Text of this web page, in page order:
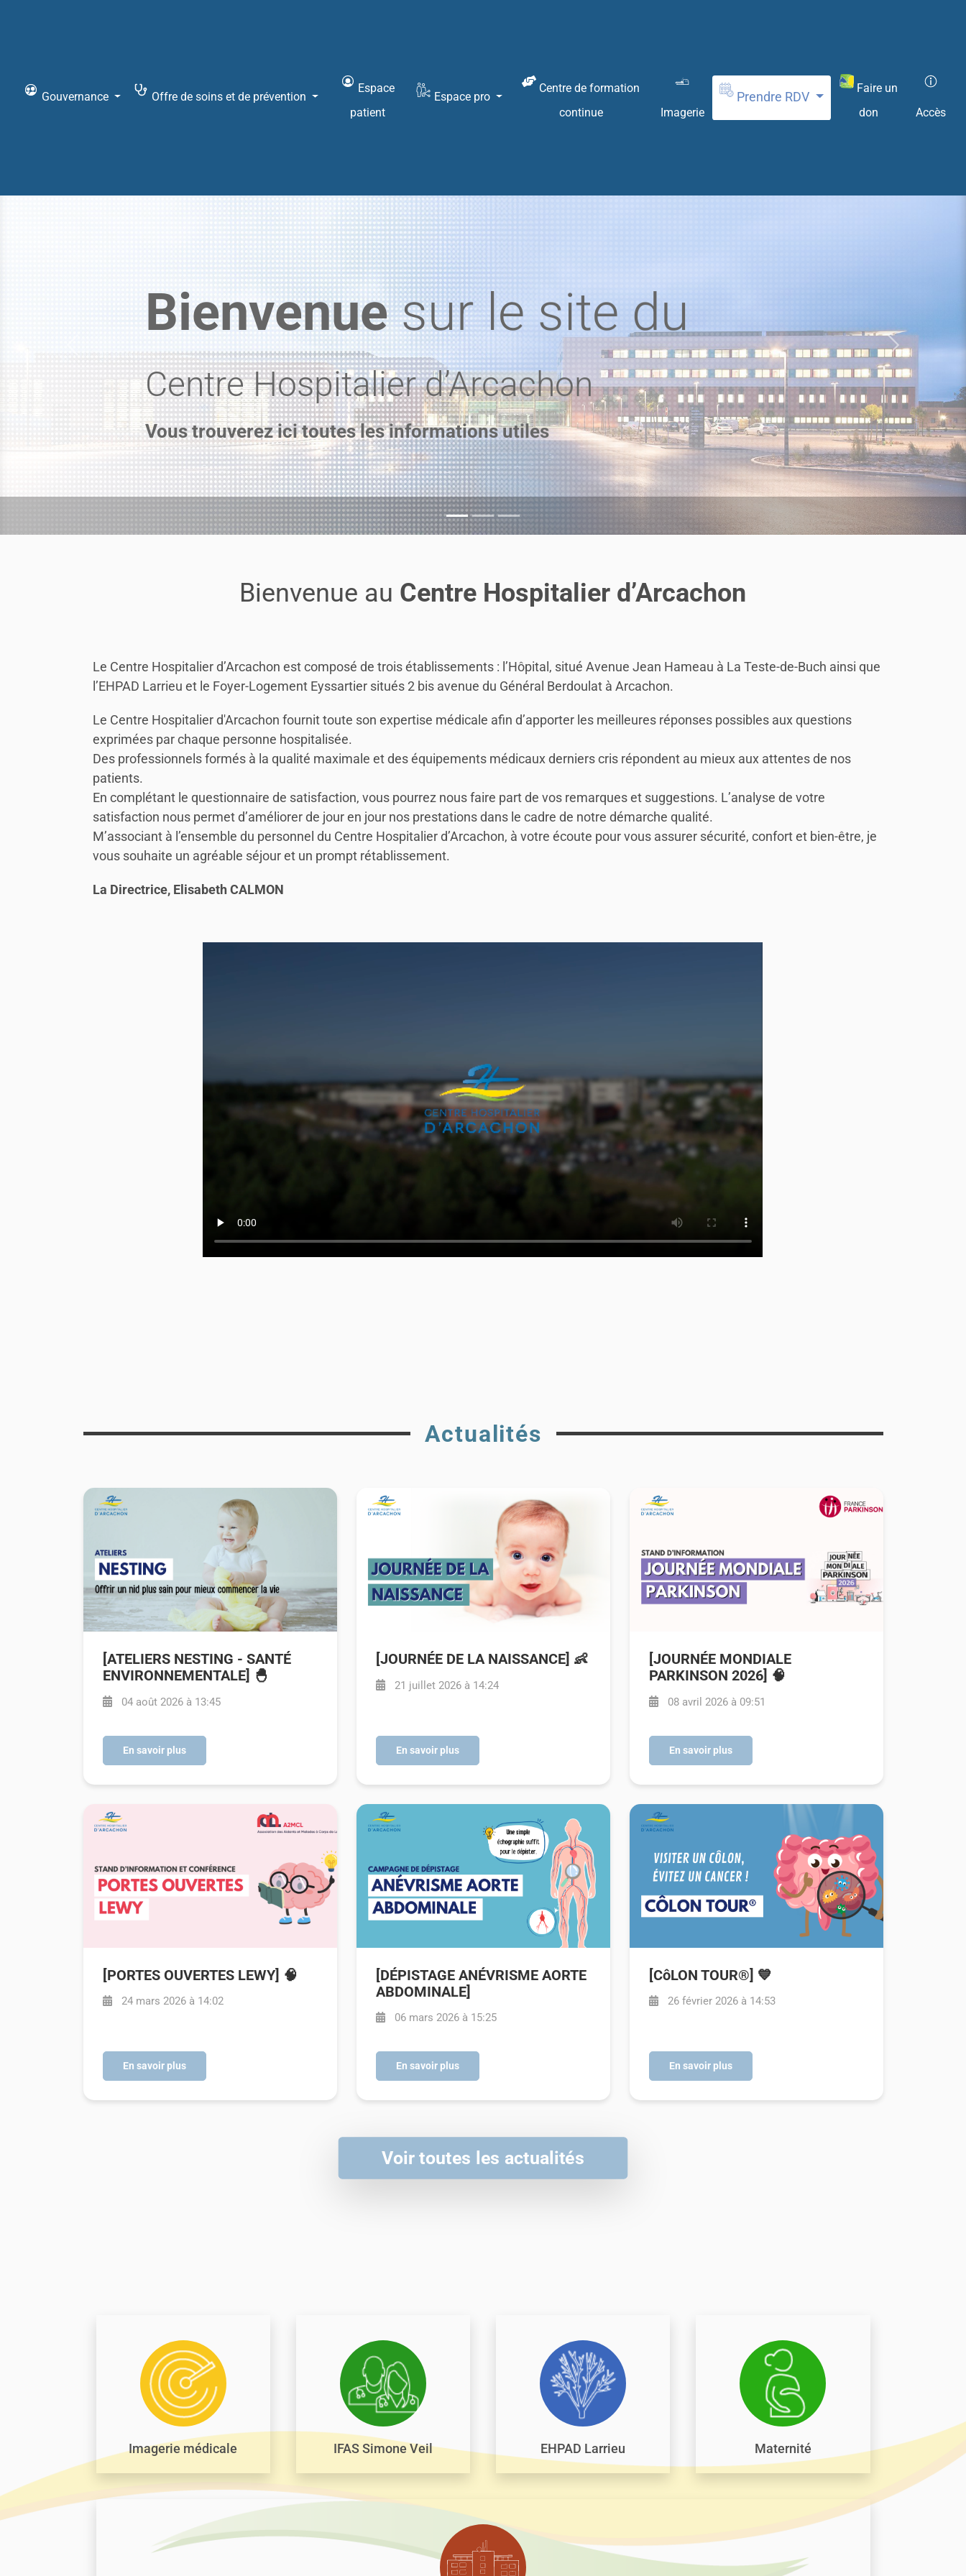
Gouvernance Offre de soins et de prévention
Espace
patient
Espace pro
Centre de formation
continue
Imagerie
Prendre RDV
Faire un
don
Accès
Vous recherchez :
Ouvrir la barre d’outils
Bienvenuesur le site du
Centre Hospitalier d’Arcachon
Vous trouverez ici toutes les informations utiles
Next
Bienvenue au Centre Hospitalier d’Arcachon
Le Centre Hospitalier d’Arcachon est composé de trois établissements : l’Hôpital, situé Avenue Jean Hameau à La Teste-de-Buch ainsi que
l’EHPAD Larrieu et le Foyer-Logement Eyssartier situés 2 bis avenue du Général Berdoulat à Arcachon.
Le Centre Hospitalier d'Arcachon fournit toute son expertise médicale afin d’apporter les meilleures réponses possibles aux questions
exprimées par chaque personne hospitalisée.
Des professionnels formés à la qualité maximale et des équipements médicaux derniers cris répondent au mieux aux attentes de nos
patients.
En complétant le questionnaire de satisfaction, vous pourrez nous faire part de vos remarques et suggestions. L’analyse de votre
satisfaction nous permet d’améliorer de jour en jour nos prestations dans le cadre de notre démarche qualité.
M’associant à l’ensemble du personnel du Centre Hospitalier d’Arcachon, à votre écoute pour vous assurer sécurité, confort et bien-être, je
vous souhaite un agréable séjour et un prompt rétablissement.
La Directrice, Elisabeth CALMON
Actualités
[ATELIERS NESTING - SANTÉ
ENVIRONNEMENTALE] 🐣
04 août 2026 à 13:45
En savoir plus
[JOURNÉE DE LA NAISSANCE] 👶
21 juillet 2026 à 14:24
En savoir plus
[JOURNÉE MONDIALE
PARKINSON 2026] 🧠
08 avril 2026 à 09:51
En savoir plus
[PORTES OUVERTES LEWY] 🧠
24 mars 2026 à 14:02
En savoir plus
[DÉPISTAGE ANÉVRISME AORTE
ABDOMINALE]
06 mars 2026 à 15:25
En savoir plus
[CôLON TOUR®] 💙
26 février 2026 à 14:53
En savoir plus
Voir toutes les actualités
Imagerie médicale IFAS Simone Veil EHPAD Larrieu Maternité